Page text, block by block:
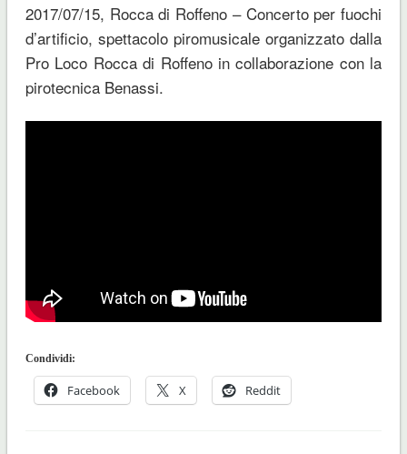
2017/07/15, Rocca di Roffeno – Concerto per fuochi
d’artificio, spettacolo piromusicale organizzato dalla
Pro Loco Rocca di Roffeno in collaborazione con la
pirotecnica Benassi.
Condividi:
Facebook X Reddit